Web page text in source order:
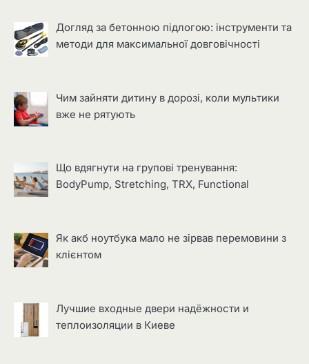
Догляд за бетонною підлогою: інструменти та
методи для максимальної довговічності
Чим зайняти дитину в дорозі, коли мультики
вже не рятують
Що вдягнути на групові тренування:
BodyPump, Stretching, TRX, Functional
Як акб ноутбука мало не зірвав перемовини з
клієнтом
Лучшие входные двери надёжности и
теплоизоляции в Киеве